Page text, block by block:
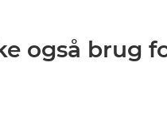
også brug